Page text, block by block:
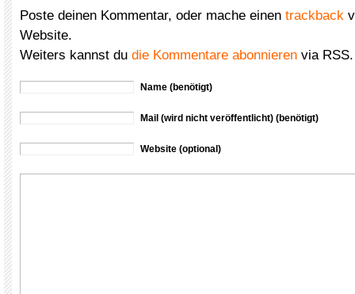
Poste deinen Kommentar, oder mache einen trackback
Website.
Weiters kannst du die Kommentare abonnieren via RSS.
Name (benötigt)
Mail (wird nicht veröffentlicht) (benötigt)
Website (optional)